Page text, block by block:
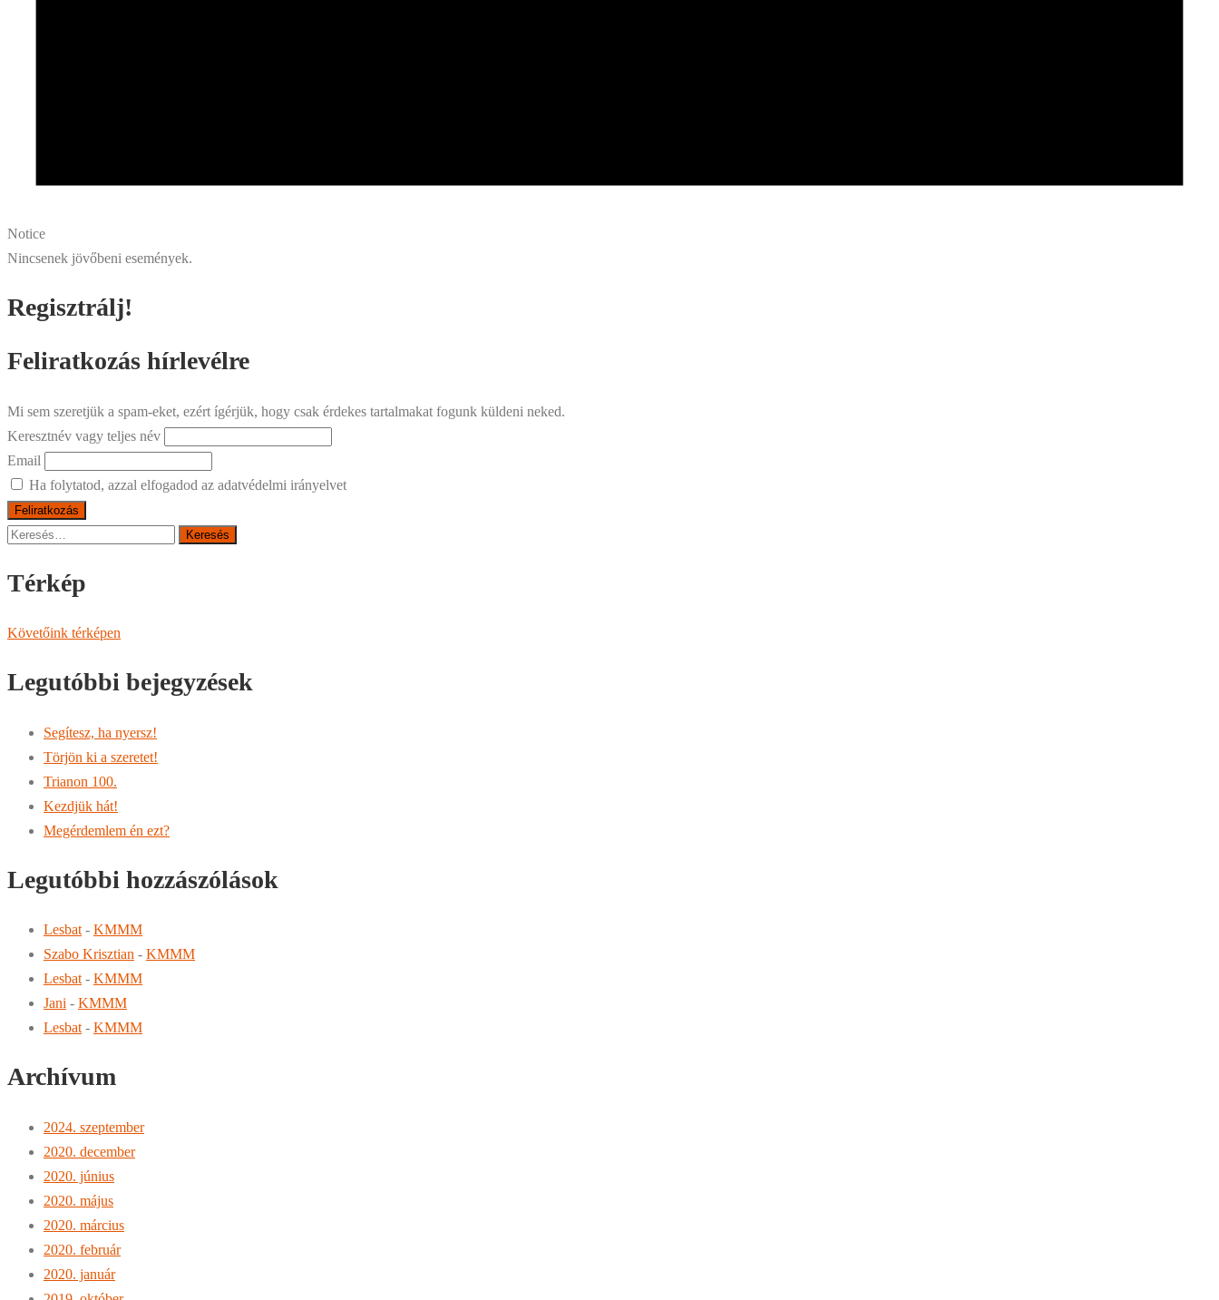
Notice
Nincsenek jövőbeni események.
Regisztrálj!
Feliratkozás hírlevélre
Mi sem szeretjük a spam-eket, ezért ígérjük, hogy csak érdekes tartalmakat fogunk küldeni neked.
Keresztnév vagy teljes név
Email
Ha folytatod, azzal elfogadod az adatvédelmi irányelvet
Keresés:
Térkép
Követőink térképen
Legutóbbi bejegyzések
Segítesz, ha nyersz!
Törjön ki a szeretet!
Trianon 100.
Kezdjük hát!
Megérdemlem én ezt?
Legutóbbi hozzászólások
Lesbat - KMMM
Szabo Krisztian - KMMM
Lesbat - KMMM
Jani - KMMM
Lesbat - KMMM
Archívum
2024. szeptember
2020. december
2020. június
2020. május
2020. március
2020. február
2020. január